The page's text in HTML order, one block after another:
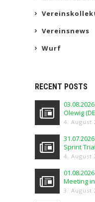
Vereinsnews
Wurf
RECENT POSTS
Olewig
4. August
Sprint
Elblag
4. August
Meeting
3. August